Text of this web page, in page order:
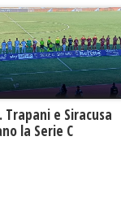
Trapani e Siracusa
la Serie C